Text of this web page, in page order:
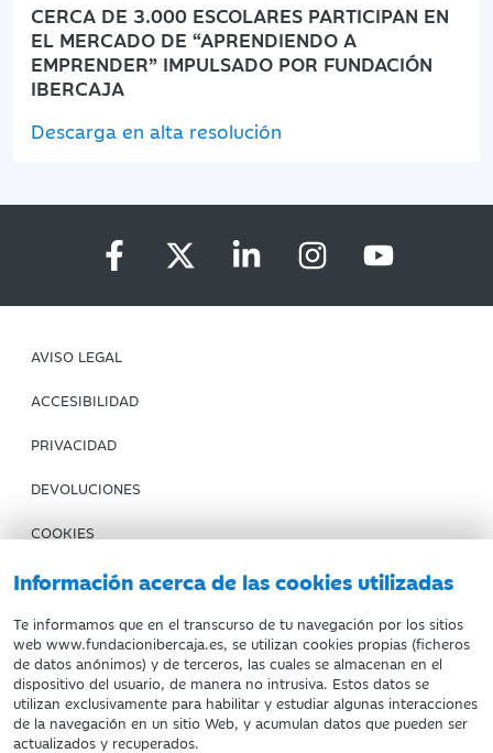
Información acerca de las cookies utilizadas
Te informamos que en el transcurso de tu navegación por los sitios
web www.fundacionibercaja.es, se utilizan cookies propias (ficheros
de datos anónimos) y de terceros, las cuales se almacenan en el
dispositivo del usuario, de manera no intrusiva. Estos datos se
utilizan exclusivamente para habilitar y estudiar algunas interacciones
de la navegación en un sitio Web, y acumulan datos que pueden ser
actualizados y recuperados.
CERCA DE 3.000 ESCOLARES PARTICIPAN EN
EL MERCADO DE “APRENDIENDO A
EMPRENDER” IMPULSADO POR FUNDACIÓN
IBERCAJA
Descarga en alta resolución
AVISO LEGAL
ACCESIBILIDAD
PRIVACIDAD
DEVOLUCIONES
COOKIES
CONDICIONES DE COMPRA
IBERCAJA BANCO
Fundación Bancaria Ibercaja. C.I.F. G-50000652.
Inscrita en el Registro de Fundaciones del Mº de Educación,
Cultura y Deporte con el nº 1689.